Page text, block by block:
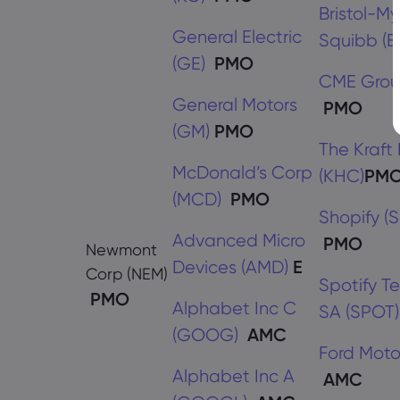
Newmont
Corp (NEM)
PMO
General Electric
(GE) PMO
General Motors
(GM) PMO
McDonald’s Corp
(MCD) PMO
Advanced Micro
Devices (AMD) E
Alphabet Inc C
(GOOG) AMC
Alphabet Inc A
Bristol-
Squibb
CME
PMO
The Kraft
(KHC)
Shopify
PMO
Spotify
SA (SPOT)
Ford
AMC